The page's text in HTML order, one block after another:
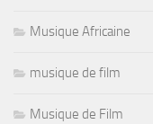
Musique Africaine
musique de film
Musique de Film